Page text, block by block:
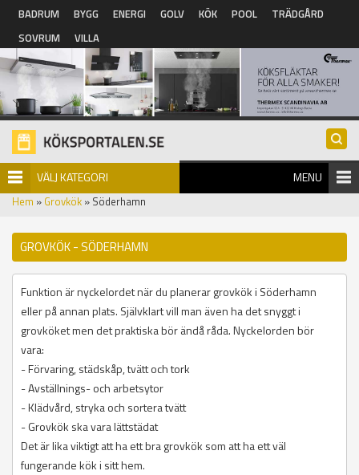
Hoppa till huvudinnehåll
BADRUM BYGG ENERGI GOLV KÖK POOL
TRÄDGÅRD
SOVRUM
VILLA
VÄLJ KATEGORI MENU
Hem » Grovkök » Söderhamn
GROVKÖK - SÖDERHAMN
Funktion är nyckelordet när du planerar grovkök i Söderhamn
eller på annan plats. Självklart vill man även ha det snyggt i
grovköket men det praktiska bör ändå råda. Nyckelorden bör
vara:
- Förvaring, städskåp, tvätt och tork
- Avställnings- och arbetsytor
- Klädvård, stryka och sortera tvätt
- Grovkök ska vara lättstädat
Det är lika viktigt att ha ett bra grovkök som att ha ett väl
fungerande kök i sitt hem.